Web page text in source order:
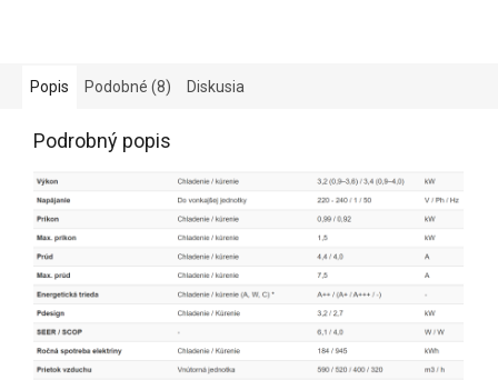
Popis Podobné (8) Diskusia
Podrobný popis